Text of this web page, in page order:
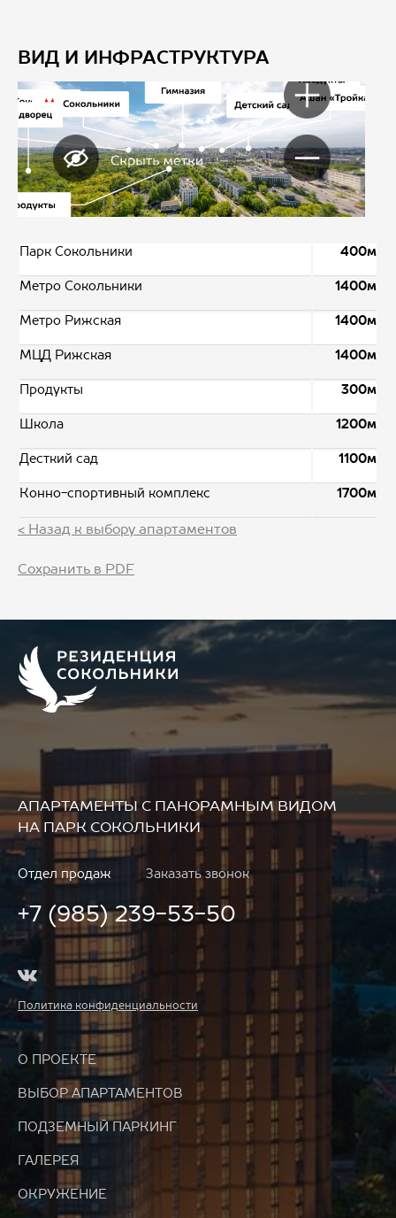
ВИД И ИНФРАСТРУКТУРА
Парк Сокольники 400м
Метро Сокольники 1400м
Метро Рижская 1400м
МЦД Рижская 1400м
Продукты 300м
Школа 1200м
Десткий сад 1100м
Конно-спортивный комплекс 1700м
< Назад к выбору апартаментов
Сохранить в PDF
О ПРОЕКТЕ
ВЫБОР АПАРТАМЕНТОВ
ПОДЗЕМНЫЙ ПАРКИНГ
ГАЛЕРЕЯ
ОКРУЖЕНИЕ
АПАРТАМЕНТЫ С ПАНОРАМНЫМ ВИДОМ
НА ПАРК СОКОЛЬНИКИ
Отдел продаж Заказать звонок
+7 (985) 239-53-50
Политика конфиденциальности